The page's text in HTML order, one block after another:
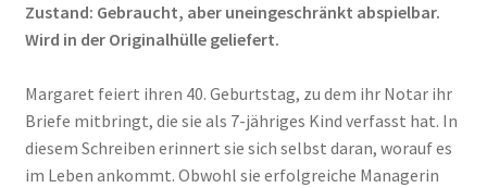
Zustand: Gebraucht, aber uneingeschränkt abspielbar.
Wird in der Originalhülle geliefert.
Margaret feiert ihren 40. Geburtstag, zu dem ihr Notar ihr
Briefe mitbringt, die sie als 7-jähriges Kind verfasst hat. In
diesem Schreiben erinnert sie sich selbst daran, worauf es
im Leben ankommt. Obwohl sie erfolgreiche Managerin